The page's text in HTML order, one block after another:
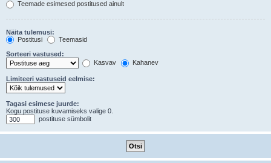
Teemade esimesed postitused ainult
Näita tulemusi:
Postitusi
Teemasid
Sorteeri vastused:
Kasvav
Kahanev
Limiteeri vastuseid eelmise:
Tagasi esimese juurde:
Kogu postituse kuvamiseks valige 0.
postituse sümbolit